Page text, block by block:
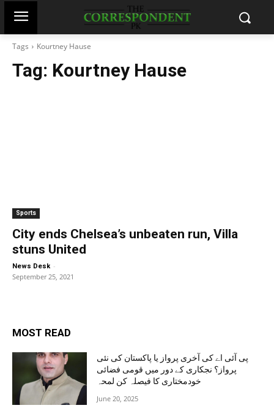
Tags Kourtney Hause
Tag: Kourtney Hause
Sports
City ends Chelsea’s unbeaten run, Villa
stuns United
News Desk -
September 25, 2021
MOST READ
پی آئی اے کی آخری پرواز یا پاکستان کی نئی
پرواز؟ نجکاری کے دور میں قومی فضائی
خودمختاری کا فیصلہ کن لمحہ
June 20, 2025